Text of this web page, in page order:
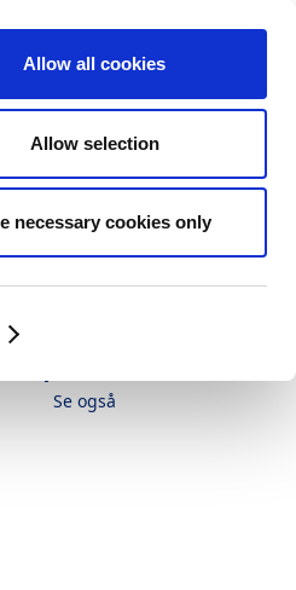
Allow all cookies
Allow selection
necessary cookies only
Print Sprog
Var denne side
nyttig?
Se også